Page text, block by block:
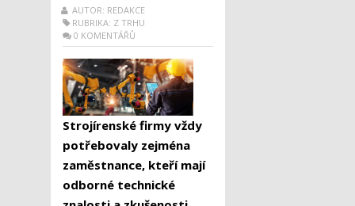
AUTOR: REDAKCE
RUBRIKA: Z TRHU
0 KOMENTÁŘŮ
Strojírenské firmy vždy
potřebovaly zejména
zaměstnance, kteří mají
odborné technické